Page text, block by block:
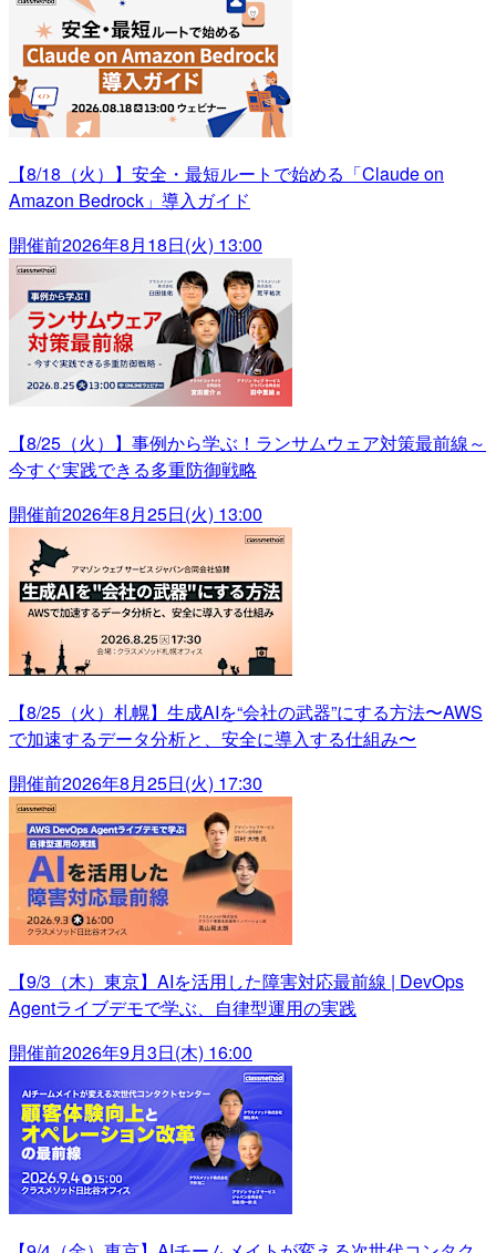
【8/18（火）】安全・最短ルートで始める「Claude on
Amazon Bedrock」導入ガイド
開催前2026年8月18日(火) 13:00
【8/25（火）】事例から学ぶ！ランサムウェア対策最前線～
今すぐ実践できる多重防御戦略
開催前2026年8月25日(火) 13:00
【8/25（火）札幌】生成AIを“会社の武器”にする方法〜AWS
で加速するデータ分析と、安全に導入する仕組み〜
開催前2026年8月25日(火) 17:30
【9/3（木）東京】AIを活用した障害対応最前線 | DevOps
Agentライブデモで学ぶ、自律型運用の実践
開催前2026年9月3日(木) 16:00